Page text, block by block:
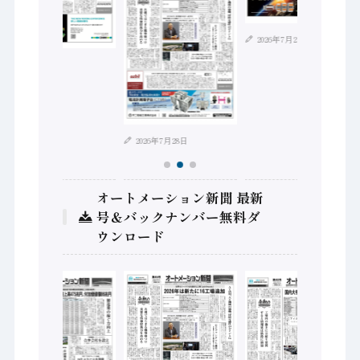
2026年7月28日
2026年7月21日
オートメーション新聞 最新
号＆バックナンバー無料ダ
ウンロード